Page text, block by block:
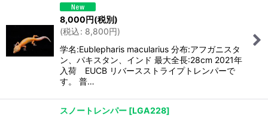
8,000円(税別)
(税込: 8,800円)
学名:Eublepharis macularius 分布:アフガニスタ
ン、パキスタン、インド 最大全長:28cm 2021年
入荷 EUCB リバースストライプトレンパーで
す。 普…
スノートレンパー [LGA228]